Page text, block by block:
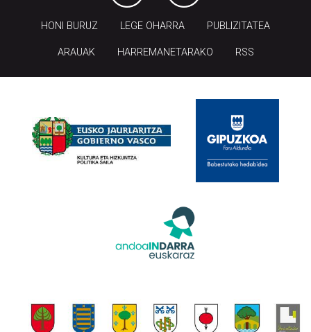
HONI BURUZ LEGE OHARRA PUBLIZITATEA
ARAUAK HARREMANETARAKO RSS